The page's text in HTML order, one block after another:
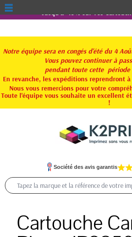
Jusqu'à -15% sur vos
Notre équipe sera en congés d'été du 4
Vous pouvez continuer à
pendant toute cette période
En revanche, les expéditions reprendront
Nous vous remercions pour votre
Toute l'équipe vous souhaite un excellent
!
Société des avis garantis
Cartouche